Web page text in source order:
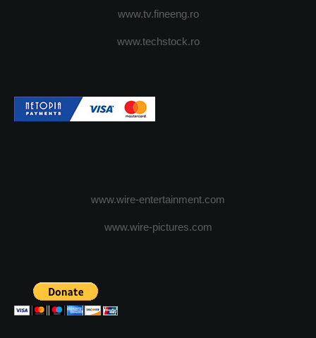
www.tv.fineeng.ro
www.techstock.ro
www.wire-entertainment.com
www.wire-pictures.com